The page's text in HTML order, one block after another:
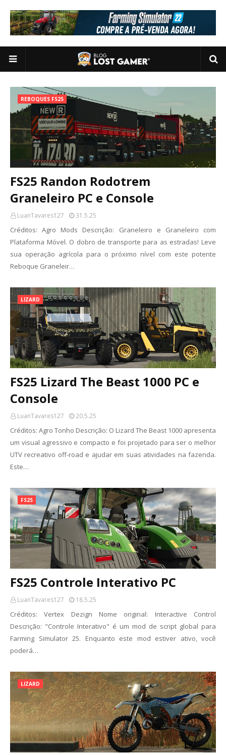
REBOQUES FS25
FS25 Randon Rodotrem
Graneleiro PC e Console
LuanTavares127 31.5.25
Créditos: Agro Mods Descrição: Graneleiro e Graneleiro com
Plataforma Móvel. O dobro de transporte para as estradas! Leve
sua operação agrícola para o próximo nível com este potente
Reboque Graneleir…
LIZARD
FS25 Lizard The Beast 1000 PC e
Console
LuanTavares127 20.5.25
Créditos: Agro Tonho Descrição: O Lizard The Beast 1000 apresenta
um visual agressivo e compacto e foi projetado para ser o melhor
UTV recreativo off-road e ajudar em suas atividades na fazenda.
Este…
FS25
FS25 Controle Interativo PC
LuanTavares127 18.5.25
Créditos: Vertex Dezign Nome original: Interactive Control
Descrição: "Controle Interativo" é um mod de script global para
Farming Simulator 25. Enquanto este mod estiver ativo, você
poderá…
LIZARD